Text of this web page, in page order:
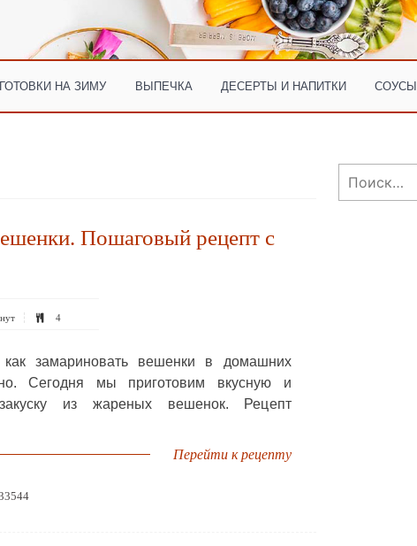
НА ЗИМУ ВЫПЕЧКА ДЕСЕРТЫ И НАПИТКИ СОУСЫ
Пошаговый рецепт с
4
замариновать вешенки в домашних
Сегодня мы приготовим вкусную и
из жареных вешенок. Рецепт
Перейти к рецепту
Найти: